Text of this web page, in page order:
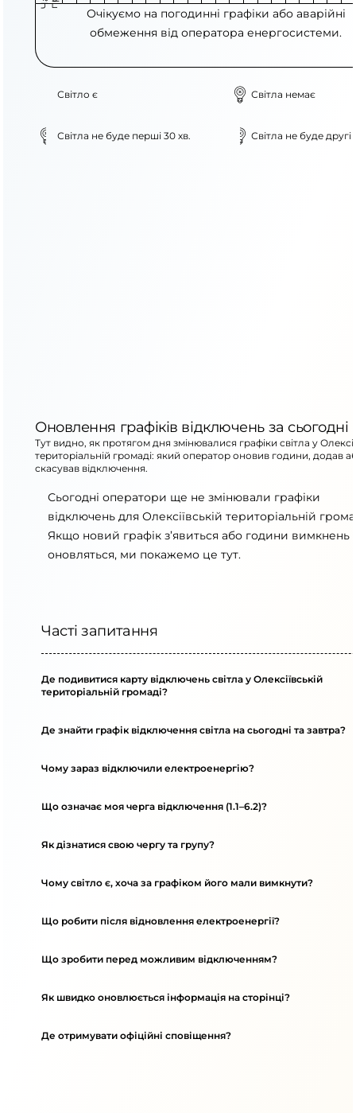
Очікуємо на погодинні графіки або аварійні
обмеження від оператора енергосистеми.
Світло є Світла немає
Світла не буде перші 30 хв. Світла не буде другі
Оновлення графіків відключень за сьогодні
Тут видно, як протягом дня змінювалися графіки світла у
територіальній громаді: який оператор оновив години, додав
скасував відключення.
Сьогодні оператори ще не змінювали графіки
відключень для Олексіївській територіальній
Якщо новий графік з’явиться або години вимкнень
оновляться, ми покажемо це тут.
Часті запитання
Де подивитися карту відключень світла у Олексіївській
територіальній громаді?
Де знайти графік відключення світла на сьогодні та завтра?
Чому зараз відключили електроенергію?
Що означає моя черга відключення (1.1–6.2)?
Як дізнатися свою чергу та групу?
Чому світло є, хоча за графіком його мали вимкнути?
Що робити після відновлення електроенергії?
Що зробити перед можливим відключенням?
Як швидко оновлюється інформація на сторінці?
Де отримувати офіційні сповіщення?